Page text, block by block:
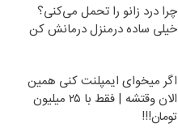
چرا درد زانو را تحمل می‌کنی؟
خیلی ساده درمنزل درمانش کن
اگر میخوای ایمپلنت کنی همین
الان وقتشه | فقط با ۲۵ میلیون
تومان!!!